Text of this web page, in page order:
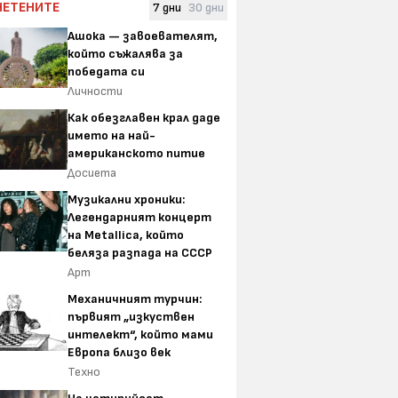
7 дни 30 дни
Ашока — завоевателят,
който съжалява за
победата си
Личности
Как обезглавен крал даде
името на най-
американското питие
Досиета
Музикални хроники:
Легендарният концерт
на Metallica, който
беляза разпада на СССР
Арт
Механичният турчин:
първият „изкуствен
интелект“, който мами
Европа близо век
Техно